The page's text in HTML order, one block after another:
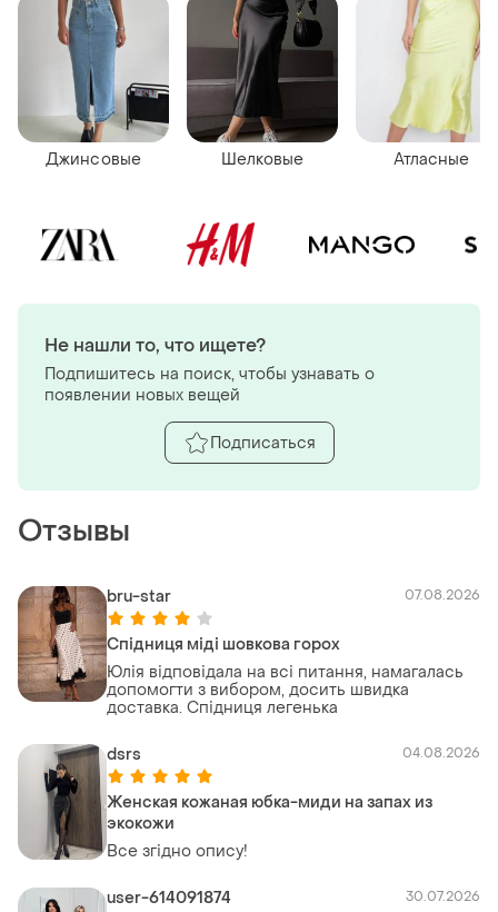
Джинсовые Шелковые Атласные
Отзывы
bru-star 07.08.2026
Спідниця міді шовкова горох
Юлія відповідала на всі питання, намагалась
допомогти з вибором, досить швидка
доставка. Спідниця легенька
dsrs 04.08.2026
Женская кожаная юбка-миди на запах из
экокожи
Все згідно опису!
user-614091874 30.07.2026
Не нашли то, что ищете?
Подпишитесь на поиск, чтобы узнавать о
появлении новых вещей
Подписаться